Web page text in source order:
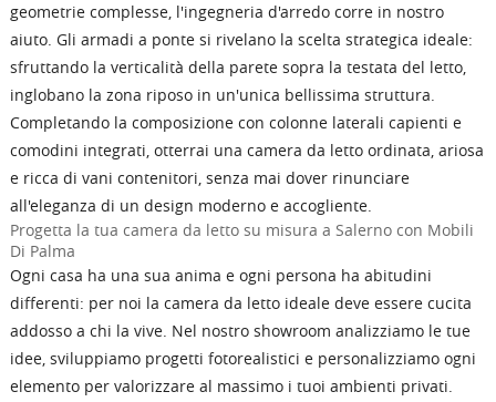
geometrie complesse, l'ingegneria d'arredo corre in nostro
aiuto. Gli armadi a ponte si rivelano la scelta strategica ideale:
sfruttando la verticalità della parete sopra la testata del letto,
inglobano la zona riposo in un'unica bellissima struttura.
Completando la composizione con colonne laterali capienti e
comodini integrati, otterrai una camera da letto ordinata, ariosa
e ricca di vani contenitori, senza mai dover rinunciare
all'eleganza di un design moderno e accogliente.
Progetta la tua camera da letto su misura a Salerno con Mobili
Di Palma
Ogni casa ha una sua anima e ogni persona ha abitudini
differenti: per noi la camera da letto ideale deve essere cucita
addosso a chi la vive. Nel nostro showroom analizziamo le tue
idee, sviluppiamo progetti fotorealistici e personalizziamo ogni
elemento per valorizzare al massimo i tuoi ambienti privati.